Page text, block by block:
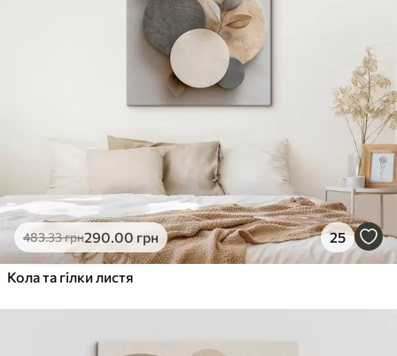
483.33грн290.00 грн 25
Кола та гілки листя